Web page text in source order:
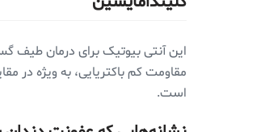
این آنتی بیوتیک برای درمان طیف
است.